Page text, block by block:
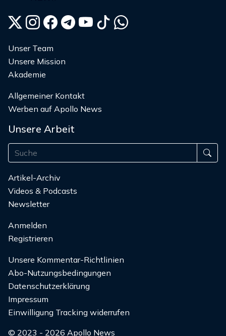
Unser Team
Unsere Mission
Akademie
Allgemeiner Kontakt
Werben auf Apollo News
Unsere Arbeit
Artikel-Archiv
Videos & Podcasts
Newsletter
Anmelden
Registrieren
Unsere Kommentar-Richtlinien
Abo-Nutzungsbedingungen
Datenschutzerklärung
Impressum
Einwilligung Tracking widerrufen
© 2023 - 2026 Apollo News